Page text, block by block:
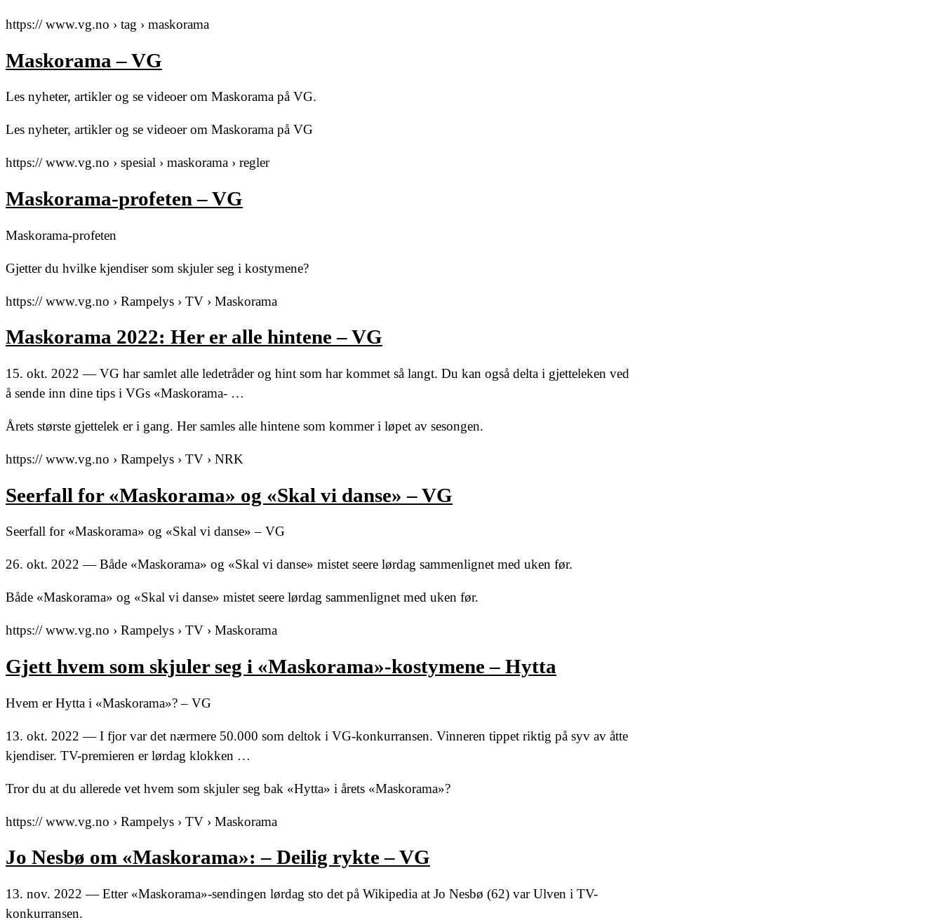
https:// www.vg.no › tag › maskorama
Maskorama – VG
Les nyheter, artikler og se videoer om Maskorama på VG.
Les nyheter, artikler og se videoer om Maskorama på VG
https:// www.vg.no › spesial › maskorama › regler
Maskorama-profeten – VG
Maskorama-profeten
Gjetter du hvilke kjendiser som skjuler seg i kostymene?
https:// www.vg.no › Rampelys › TV › Maskorama
Maskorama 2022: Her er alle hintene – VG
15. okt. 2022 — VG har samlet alle ledetråder og hint som har kommet så langt. Du kan også delta i gjetteleken ved
å sende inn dine tips i VGs «Maskorama- …
Årets største gjettelek er i gang. Her samles alle hintene som kommer i løpet av sesongen.
https:// www.vg.no › Rampelys › TV › NRK
Seerfall for «Maskorama» og «Skal vi danse» – VG
Seerfall for «Maskorama» og «Skal vi danse» – VG
26. okt. 2022 — Både «Maskorama» og «Skal vi danse» mistet seere lørdag sammenlignet med uken før.
Både «Maskorama» og «Skal vi danse» mistet seere lørdag sammenlignet med uken før.
https:// www.vg.no › Rampelys › TV › Maskorama
Gjett hvem som skjuler seg i «Maskorama»-kostymene – Hytta
Hvem er Hytta i «Maskorama»? – VG
13. okt. 2022 — I fjor var det nærmere 50.000 som deltok i VG-konkurransen. Vinneren tippet riktig på syv av åtte
kjendiser. TV-premieren er lørdag klokken …
Tror du at du allerede vet hvem som skjuler seg bak «Hytta» i årets «Maskorama»?
https:// www.vg.no › Rampelys › TV › Maskorama
Jo Nesbø om «Maskorama»: – Deilig rykte – VG
13. nov. 2022 — Etter «Maskorama»-sendingen lørdag sto det på Wikipedia at Jo Nesbø (62) var Ulven i TV-
konkurransen.